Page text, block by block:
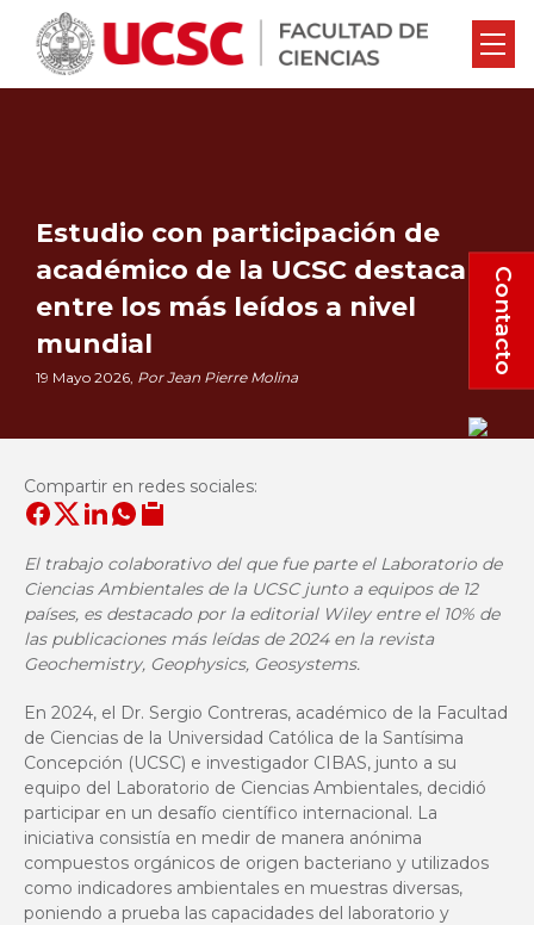
Estudio con participación de
académico de la UCSC destaca
entre los más leídos a nivel
mundial
19 Mayo 2026, Por Jean Pierre Molina
Compartir en redes sociales:
El trabajo colaborativo del que fue parte el Laboratorio de
Ciencias Ambientales de la UCSC junto a equipos de 12
países, es destacado por la editorial Wiley entre el 10% de
las publicaciones más leídas de 2024 en la revista
Geochemistry, Geophysics, Geosystems.
En 2024, el Dr. Sergio Contreras, académico de la Facultad
de Ciencias de la Universidad Católica de la Santísima
Concepción (UCSC) e investigador CIBAS, junto a su
equipo del Laboratorio de Ciencias Ambientales, decidió
participar en un desafío científico internacional. La
iniciativa consistía en medir de manera anónima
compuestos orgánicos de origen bacteriano y utilizados
como indicadores ambientales en muestras diversas,
poniendo a prueba las capacidades del laboratorio y
Contacto